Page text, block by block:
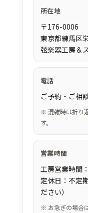
所在地
〒176-0006
東京都練馬区
弦楽器工房＆
電話
ご予約・ご相
※ 混雑時は折り
す。
営業時間
工房営業時間
定休日：不定
ださい）
※ お急ぎの場合